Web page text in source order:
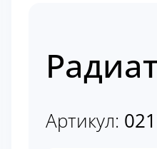
Артикул: